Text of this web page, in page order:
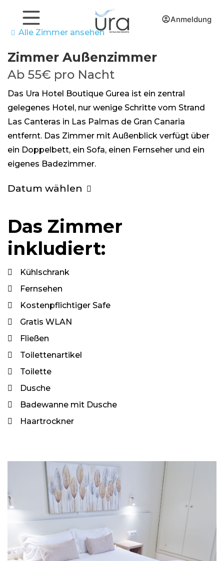
Anmeldung
Alle Zimmer ansehen
Zimmer Außenzimmer
Ab 55€ pro Nacht
Das Ura Hotel Boutique Gurea ist ein zentral
gelegenes Hotel, nur wenige Schritte vom Strand
Las Canteras in Las Palmas de Gran Canaria
entfernt. Das Zimmer mit Außenblick verfügt über
ein Doppelbett, ein Sofa, einen Fernseher und ein
eigenes Badezimmer.
Datum wählen
Das Zimmer
inkludiert:
Kühlschrank
Fernsehen
Kostenpflichtiger Safe
Gratis WLAN
Fließen
Toilettenartikel
Toilette
Dusche
Badewanne mit Dusche
Haartrockner